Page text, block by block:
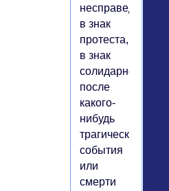
в знак
протеста,
в знак
солидарности,
после
какого-
нибудь
трагического
события
или
смерти